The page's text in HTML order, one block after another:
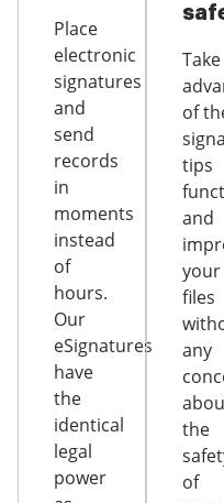
Place
electronic
signatures
and
send
records
in
moments
instead
of
hours.
Our
eSignatures
have
the
identical
legal
power
Take
of
tips
and
your
files
any
the
of